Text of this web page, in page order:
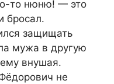
то нюню! — это
бросал.
защищать
мужа в другую
внушая.
не